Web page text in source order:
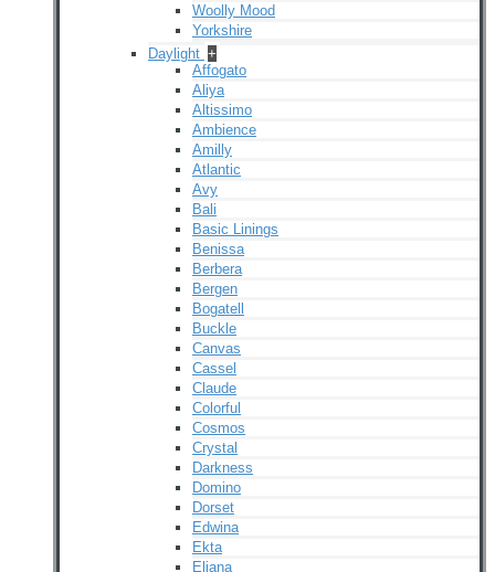
Woolly Mood
Yorkshire
Daylight +
Affogato
Aliya
Altissimo
Ambience
Amilly
Atlantic
Avy
Bali
Basic Linings
Benissa
Berbera
Bergen
Bogatell
Buckle
Canvas
Cassel
Claude
Colorful
Cosmos
Crystal
Darkness
Domino
Dorset
Edwina
Ekta
Eliana